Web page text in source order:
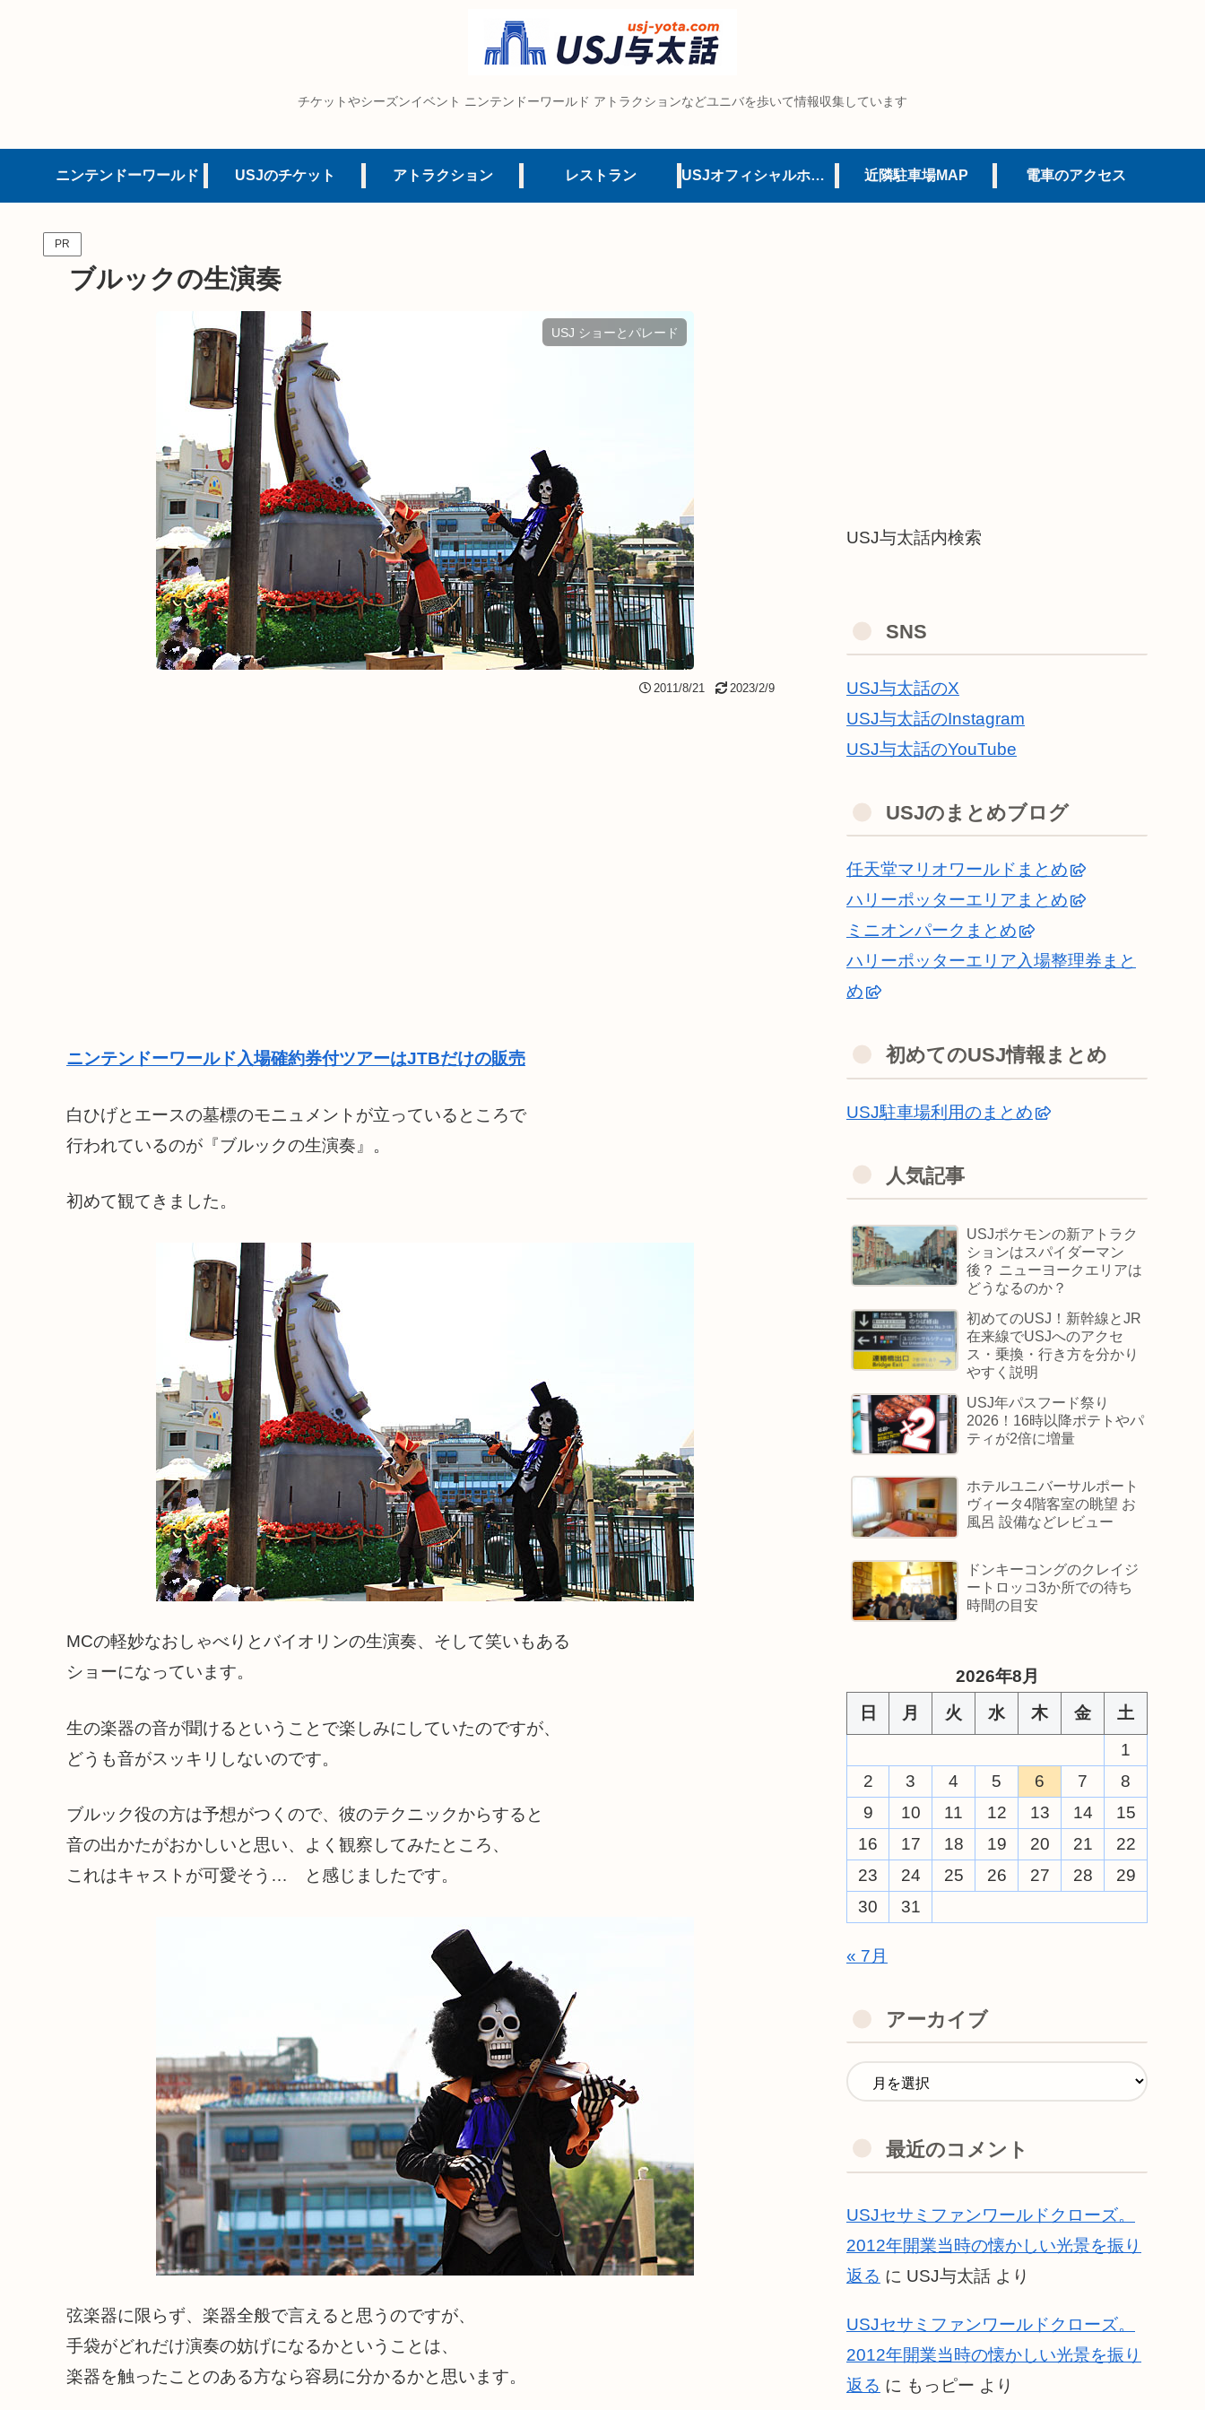
チケットやシーズンイベント ニンテンドーワールド アトラクションなどユニバを歩いて情報収集しています
ニンテンドーワールド USJのチケット アトラクション レストラン USJオフィシャルホテル 近隣駐車場MAP 電車のアクセス
PR
ブルックの生演奏
USJ ショーとパレード
2011/8/21 2023/2/9
ニンテンドーワールド入場確約券付ツアーはJTBだけの販売
白ひげとエースの墓標のモニュメントが立っているところで
行われているのが『ブルックの生演奏』。
初めて観てきました。
MCの軽妙なおしゃべりとバイオリンの生演奏、そして笑いもある
ショーになっています。
生の楽器の音が聞けるということで楽しみにしていたのですが、
どうも音がスッキリしないのです。
ブルック役の方は予想がつくので、彼のテクニックからすると
音の出かたがおかしいと思い、よく観察してみたところ、
これはキャストが可愛そう… と感じましたです。
弦楽器に限らず、楽器全般で言えると思うのですが、
手袋がどれだけ演奏の妨げになるかということは、
楽器を触ったことのある方なら容易に分かるかと思います。
USJ与太話内検索
SNS
USJ与太話のX
USJ与太話のInstagram
USJ与太話のYouTube
USJのまとめブログ
任天堂マリオワールドまとめ
ハリーポッターエリアまとめ
ミニオンパークまとめ
ハリーポッターエリア入場整理券まと
め
初めてのUSJ情報まとめ
USJ駐車場利用のまとめ
人気記事
USJポケモンの新アトラク
ションはスパイダーマン
後？ ニューヨークエリアは
どうなるのか？
初めてのUSJ！新幹線とJR
在来線でUSJへのアクセ
ス・乗換・行き方を分かり
やすく説明
USJ年パスフード祭り
2026！16時以降ポテトやパ
ティが2倍に増量
ホテルユニバーサルポート
ヴィータ4階客室の眺望 お
風呂 設備などレビュー
ドンキーコングのクレイジ
ートロッコ3か所での待ち
時間の目安
2026年8月
日
月 火 水 木 金
土
1
2
3 4 5 6 7
8
9
10 11 12 13 14
15
16
17 18 19 20 21
22
23
24 25 26 27 28
29
30
31
« 7月
アーカイブ
最近のコメント
USJセサミファンワールドクローズ。
2012年開業当時の懐かしい光景を振り
返る に USJ与太話 より
USJセサミファンワールドクローズ。
2012年開業当時の懐かしい光景を振り
返る に もっピー より